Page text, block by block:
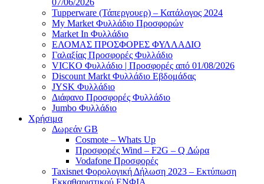
07/06/2026
Tupperware (Τάπεργουερ) – Κατάλογος 2024
My Market Φυλλάδιο Προσφορών
Market In Φυλλάδιο
ΕΛΟΜΑΣ ΠΡΟΣΦΟΡΕΣ ΦΥΛΛΑΔΙΟ
Γαλαξίας Προσφορές Φυλλάδιο
VICKO Φυλλάδιο | Προσφορές από 01/08/2026
Discount Markt Φυλλάδιο Εβδομάδας
JYSK Φυλλάδιο
Διάφανο Προσφορές Φυλλάδιο
Jumbo Φυλλάδιο
Χρήσιμα
Δωρεάν GB
Cosmote – Whats Up
Προσφορές Wind – F2G – Q Δώρα
Vodafone Προσφορές
Taxisnet Φορολογική Δήλωση 2023 – Εκτύπωση
Εκκαθαριστικού EΝΦΙΑ